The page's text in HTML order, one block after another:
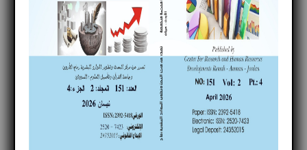
قاعدة بوابة الكتاب العلمي :
http://www.theleambook.com
وللمجلة العديد من الإصدارات والأعداد التي تجاوزت تسع
وخمسين عددا.وتهتم المجلة بالعلوم الاقتصادية والاجتماعية
و السياسية والانسانية.
تتكون الهيئة الإدارية للمجلة من أبرز الأكاديميين المتخصصين،